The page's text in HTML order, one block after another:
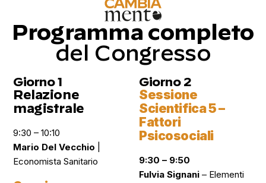
Programma completo
del Congresso
Giorno 1
Relazione
magistrale
9:30 – 10:10
Mario Del Vecchio
Economista Sanitario
Giorno 2
Sessione
Scientifica 5 –
Fattori
Psicosociali
9:30 – 9:50
Fulvia Signani – Elementi